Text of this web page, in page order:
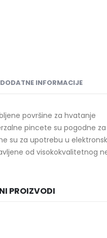
DODATNE INFORMACIJE
površine za hvatanje
pincete su pogodne
su za upotrebu u
od visokokvalitetnog
PROIZVODI